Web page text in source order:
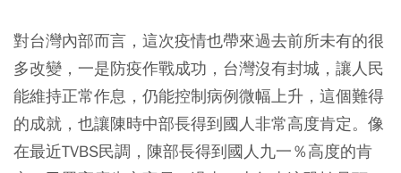
對台灣內部而言，這次疫情也帶來過去前所未有的很
多改變，一是防疫作戰成功，台灣沒有封城，讓人民
能維持正常作息，仍能控制病例微幅上升，這個難得
的成就，也讓陳時中部長得到國人非常高度肯定。像
在最近TVBS民調，陳部長得到國人九一％高度的肯